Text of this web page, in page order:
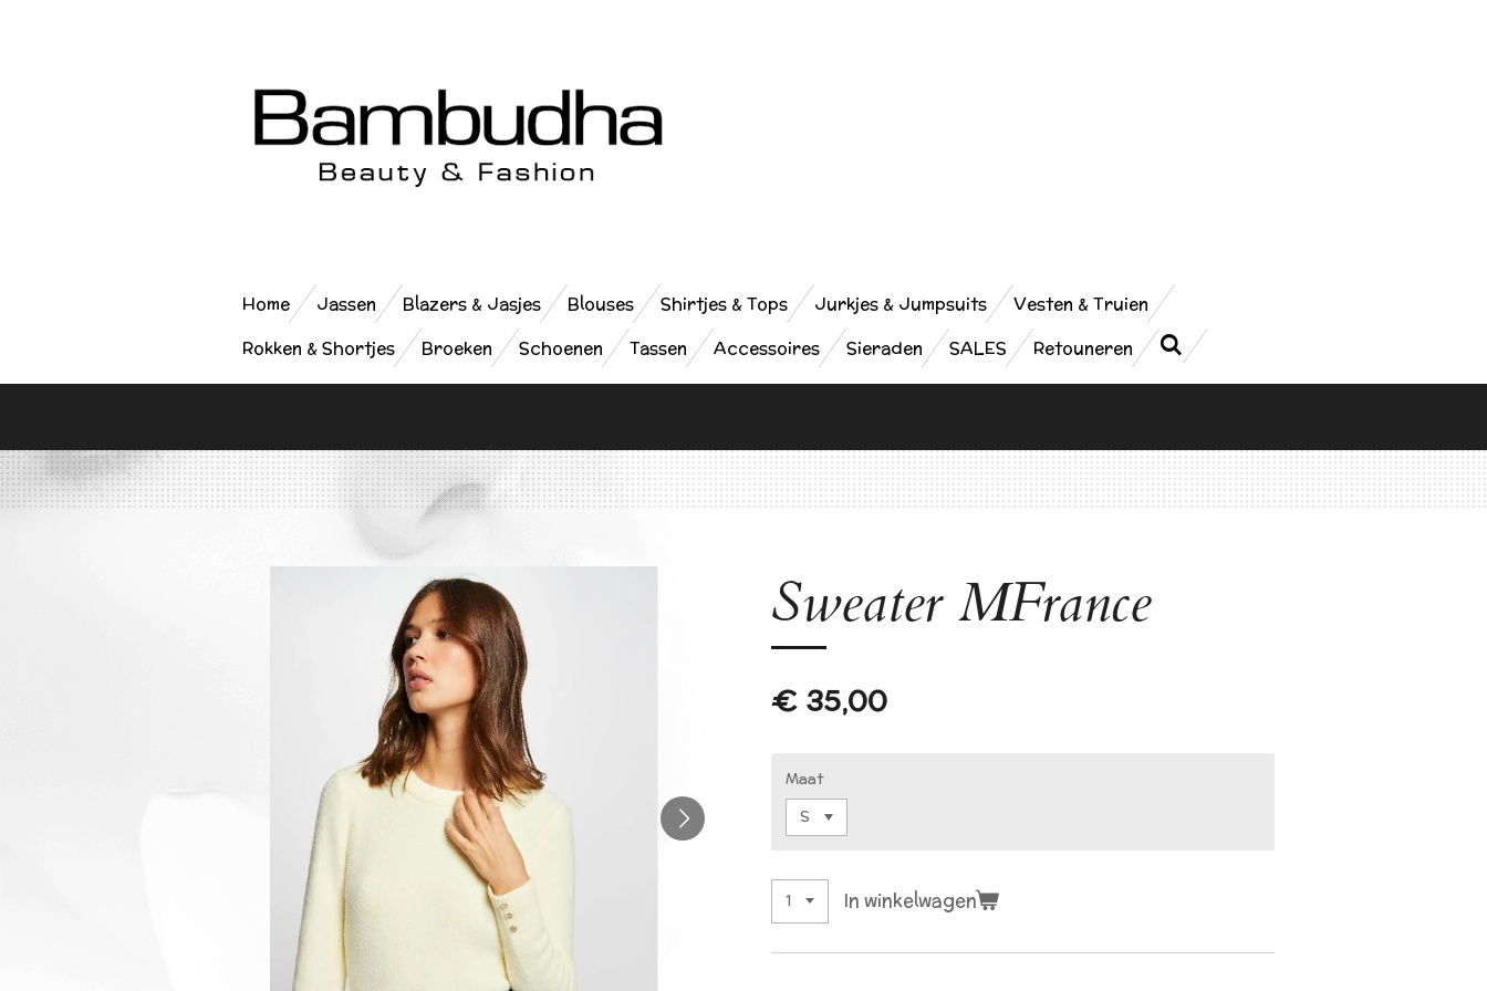
Home Jassen Blazers & Jasjes Blouses Shirtjes & Tops Jurkjes & Jumpsuits
Vesten & Truien
Rokken & Shortjes
Broeken Schoenen Tassen Accessoires Sieraden SALES Retouneren
Sweater MFrance
€ 35,00
Maat
In winkelwagen